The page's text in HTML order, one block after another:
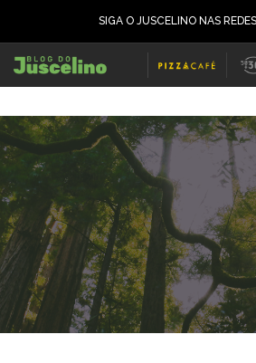
SIGA O JUSCELINO NAS REDES